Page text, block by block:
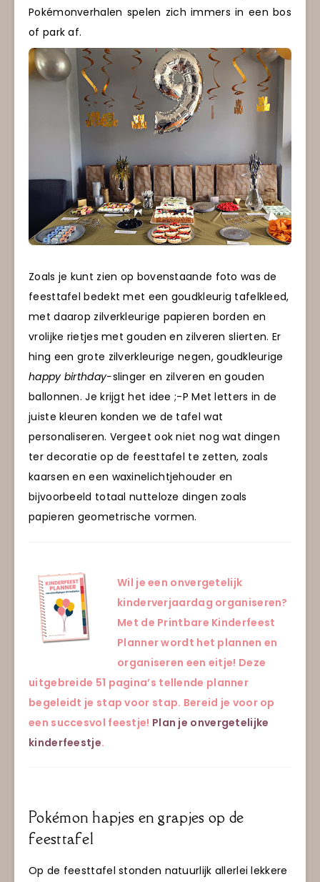
Pokémonverhalen spelen zich immers in een bos
of park af.
Zoals je kunt zien op bovenstaande foto was de
feesttafel bedekt met een goudkleurig tafelkleed,
met daarop zilverkleurige papieren borden en
vrolijke rietjes met gouden en zilveren slierten. Er
hing een grote zilverkleurige negen, goudkleurige
happy birthday-slinger en zilveren en gouden
ballonnen. Je krijgt het idee ;-P Met letters in de
juiste kleuren konden we de tafel wat
personaliseren. Vergeet ook niet nog wat dingen
ter decoratie op de feesttafel te zetten, zoals
kaarsen en een waxinelichtjehouder en
bijvoorbeeld totaal nutteloze dingen zoals
papieren geometrische vormen.
Wil je een onvergetelijk
kinderverjaardag organiseren?
Met de Printbare Kinderfeest
Planner wordt het plannen en
organiseren een eitje! Deze
uitgebreide 51 pagina’s tellende planner
begeleidt je stap voor stap. Bereid je voor op
een succesvol feestje! Plan je onvergetelijke
kinderfeestje.
Pokémon hapjes en grapjes op de
feesttafel
Op de feesttafel stonden natuurlijk allerlei lekkere